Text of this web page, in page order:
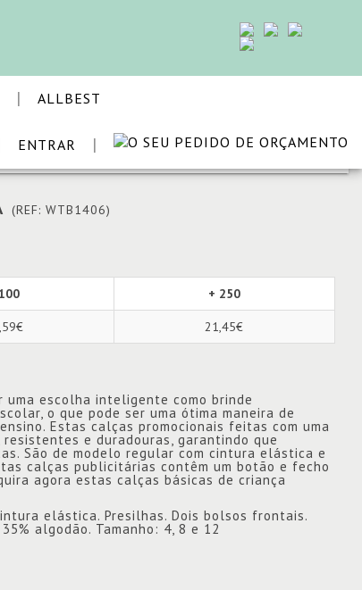
| ALLBEST
|
ENTRAR VOLTAR
(REF: WTB1406)
+ 250
21,45€
uma escolha inteligente como brinde
o que pode ser uma ótima maneira de
Estas calças promocionais feitas com uma
e duradouras, garantindo que
São de modelo regular com cintura elástica e
calças publicitárias contêm um botão e fecho
agora estas calças básicas de criança
elástica. Presilhas. Dois bolsos frontais.
algodão. Tamanho: 4, 8 e 12